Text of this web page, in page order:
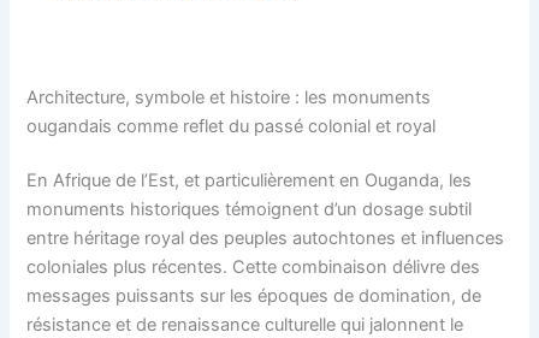
Architecture, symbole et histoire : les monuments
ougandais comme reflet du passé colonial et royal
En Afrique de l’Est, et particulièrement en Ouganda, les
monuments historiques témoignent d’un dosage subtil
entre héritage royal des peuples autochtones et influences
coloniales plus récentes. Cette combinaison délivre des
messages puissants sur les époques de domination, de
résistance et de renaissance culturelle qui jalonnent le